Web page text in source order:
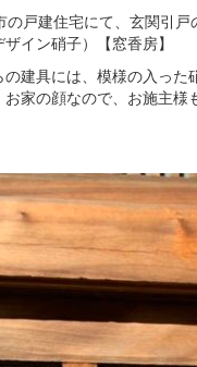
の建具には、模様の入った
お家の顔なので、お施主様